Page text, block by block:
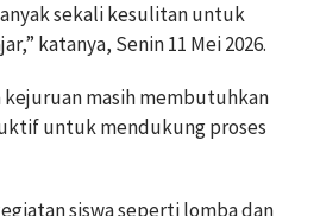
sekali kesulitan untuk
katanya, Senin 11 Mei 2026.
masih membutuhkan
untuk mendukung proses
siswa seperti lomba dan